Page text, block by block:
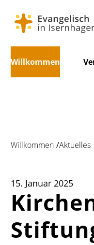
überspringen
Willkommen
Willkommen Aktuelles
15. Januar 2025